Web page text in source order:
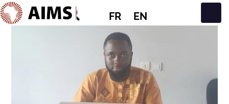
FR EN
Navigation principale